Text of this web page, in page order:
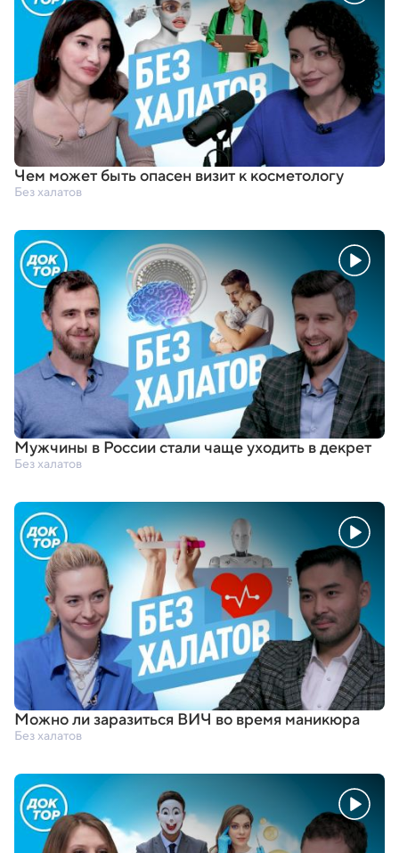
Чем может быть опасен визит к косметологу
Без халатов
Мужчины в России стали чаще уходить в декрет
Без халатов
Можно ли заразиться ВИЧ во время маникюра
Без халатов